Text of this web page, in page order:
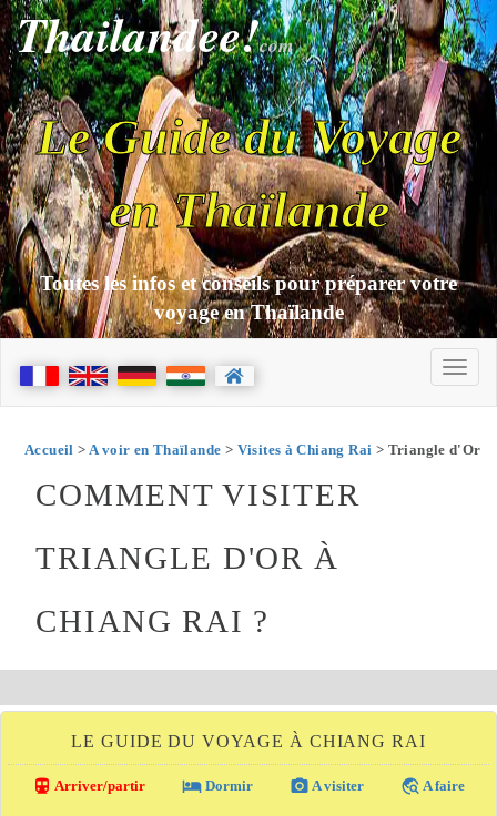
Thailandee!com
Le Guide du Voyage
en Thaïlande
Toutes les infos et conseils pour préparer votre
voyage en Thaïlande
Accueil > A voir en Thaïlande > Visites à Chiang Rai > Triangle d'Or
COMMENT VISITER
TRIANGLE D'OR À
CHIANG RAI ?
LE GUIDE DU VOYAGE À CHIANG RAI
directions_transit Arriver/partir local_hotel Dormir photo_camera A visiter travel_explore A faire